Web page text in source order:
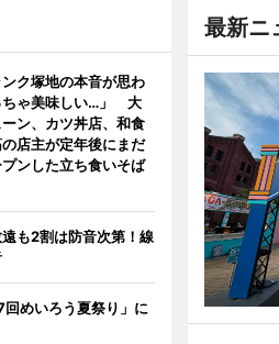
最新ニ
ンク塚地の本音が思わ
ちゃ美味しい…」 大
ン、カツ丼店、和食
店主が定年後にまだ
ンした立ち食いそば
も2割は防音次第！線
めいろう夏祭り」に